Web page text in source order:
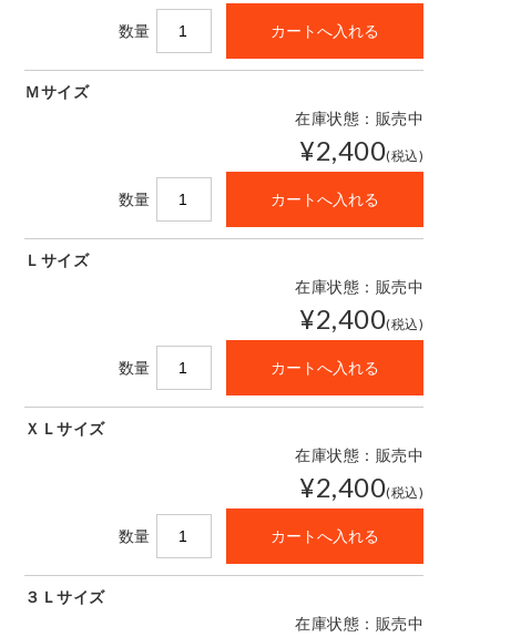
数量
Ｍサイズ
在庫状態：販売中
¥2,400(税込)
数量
Ｌサイズ
在庫状態：販売中
¥2,400(税込)
数量
ＸＬサイズ
在庫状態：販売中
¥2,400(税込)
数量
３Ｌサイズ
在庫状態：販売中